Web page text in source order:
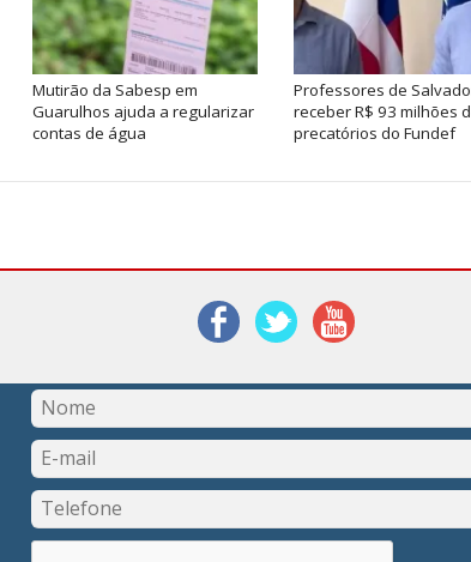
Mutirão da Sabesp em
Guarulhos ajuda a regularizar
contas de água
Professores de
receber R$ 93 milhões
precatórios do Fundef